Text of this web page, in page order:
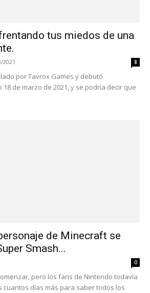
tus miedos de una
2021 8
por Tavrox Games y debutó
de marzo de 2021, y se podría decir que
de Minecraft se
Smash...
0
pero los fans de Nintendo todavía
días más para saber todos los